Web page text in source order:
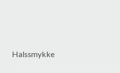
Halssmykke